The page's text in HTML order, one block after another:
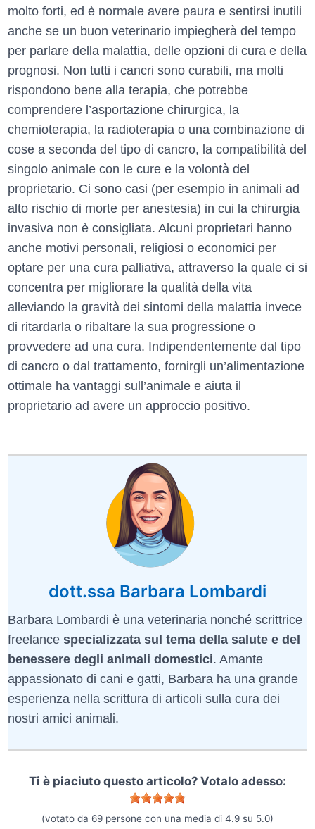
molto forti, ed è normale avere paura e sentirsi inutili
anche se un buon veterinario impiegherà del tempo
per parlare della malattia, delle opzioni di cura e della
prognosi. Non tutti i cancri sono curabili, ma molti
rispondono bene alla terapia, che potrebbe
comprendere l’asportazione chirurgica, la
chemioterapia, la radioterapia o una combinazione di
cose a seconda del tipo di cancro, la compatibilità del
singolo animale con le cure e la volontà del
proprietario. Ci sono casi (per esempio in animali ad
alto rischio di morte per anestesia) in cui la chirurgia
invasiva non è consigliata. Alcuni proprietari hanno
anche motivi personali, religiosi o economici per
optare per una cura palliativa, attraverso la quale ci si
concentra per migliorare la qualità della vita
alleviando la gravità dei sintomi della malattia invece
di ritardarla o ribaltare la sua progressione o
provvedere ad una cura. Indipendentemente dal tipo
di cancro o dal trattamento, fornirgli un’alimentazione
ottimale ha vantaggi sull’animale e aiuta il
proprietario ad avere un approccio positivo.
dott.ssa Barbara Lombardi
Barbara Lombardi è una veterinaria nonché scrittrice
freelance specializzata sul tema della salute e del
benessere degli animali domestici. Amante
appassionato di cani e gatti, Barbara ha una grande
esperienza nella scrittura di articoli sulla cura dei
nostri amici animali.
Ti è piaciuto questo articolo? Votalo adesso:
(votato da 69 persone con una media di 4.9 su 5.0)